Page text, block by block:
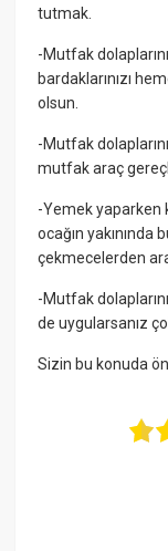
tutmak.
-Mutfak
bardaklarınızı
olsun.
-Mutfak
mutfak araç
-Yemek yaparken
ocağın yakınında
çekmecelerden
-Mutfak
de uygularsanız
Sizin bu konuda